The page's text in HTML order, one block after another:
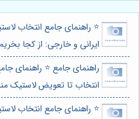
⭐️ راهنمای جامع انتخاب
ایرانی و خارجی: از کجا
راهنمای جامع ⭐️ راهنمای
انتخاب تا تعویض لاستیک
⭐️ راهنمای جامع انتخاب